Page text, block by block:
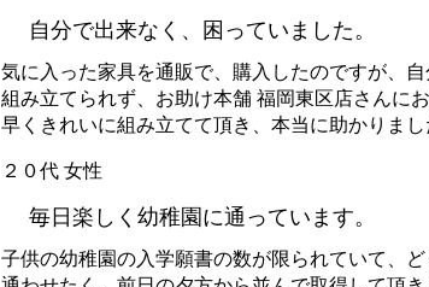
自分で出来なく、困っていました。
気に入った家具を通販で、購入したのですが、自
組み立てられず、お助け本舗 福岡東区店さんにお
早くきれいに組み立てて頂き、本当に助かりまし
２０代 女性
毎日楽しく幼稚園に通っています。
子供の幼稚園の入学願書の数が限られていて、ど